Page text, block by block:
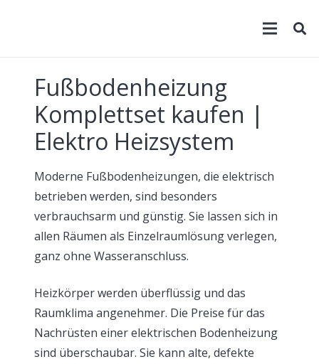
Fußbodenheizung
Komplettset kaufen |
Elektro Heizsystem
Moderne Fußbodenheizungen, die elektrisch
betrieben werden, sind besonders
verbrauchsarm und günstig. Sie lassen sich in
allen Räumen als Einzelraumlösung verlegen,
ganz ohne Wasseranschluss.
Heizkörper werden überflüssig und das
Raumklima angenehmer. Die Preise für das
Nachrüsten einer elektrischen Bodenheizung
sind überschaubar. Sie kann alte, defekte